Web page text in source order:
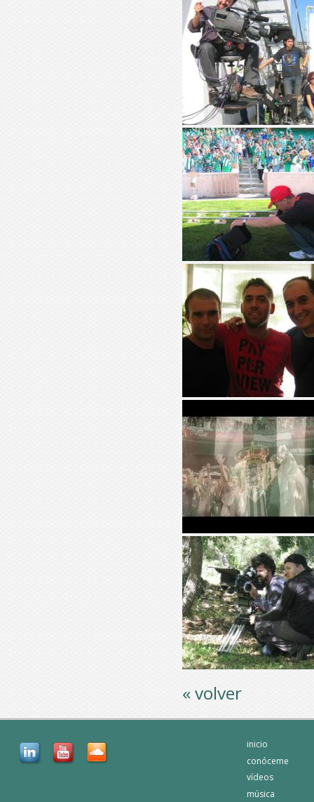
« volver
inicio
conóceme
vídeos
música